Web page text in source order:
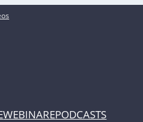
WEBINAREPODCASTS